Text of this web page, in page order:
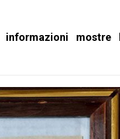
informazioni mostre